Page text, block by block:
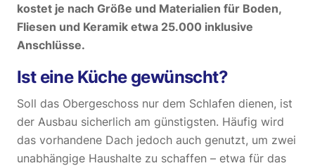
kostet je nach Größe und Materialien für Boden,
Fliesen und Keramik etwa 25.000 inklusive
Anschlüsse.
Ist eine Küche gewünscht?
Soll das Obergeschoss nur dem Schlafen dienen, ist
der Ausbau sicherlich am günstigsten. Häufig wird
das vorhandene Dach jedoch auch genutzt, um zwei
unabhängige Haushalte zu schaffen – etwa für das